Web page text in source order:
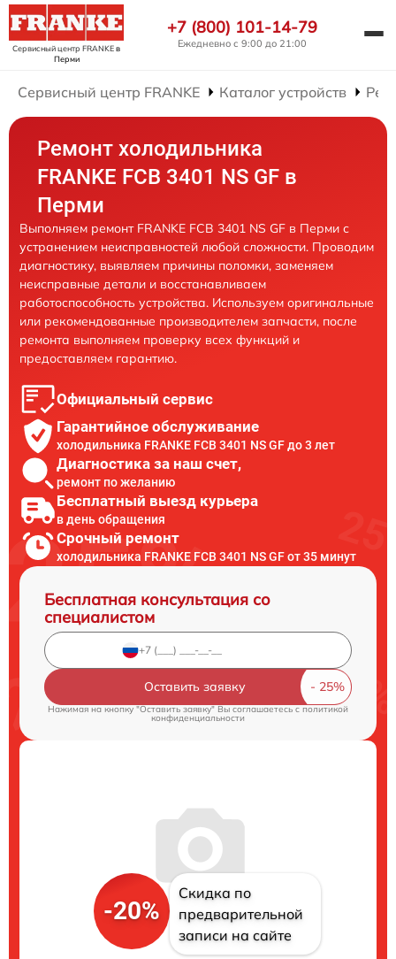
Сервисный центр FRANKEв
Перми
+7 (800) 101-14-79
Ежедневно с 9:00 до 21:00
Сервисный центр FRANKE Каталог устройств
Ремонт холодильника
FRANKE FCB 3401 NS GF в
Перми
Выполняем ремонт FRANKE FCB 3401 NS GF в Перми с
устранением неисправностей любой сложности. Проводим
диагностику, выявляем причины поломки, заменяем
неисправные детали и восстанавливаем
работоспособность устройства. Используем оригинальные
или рекомендованные производителем запчасти, после
ремонта выполняем проверку всех функций и
предоставляем гарантию.
Официальный сервис
Гарантийное обслуживание
холодильника FRANKE FCB 3401 NS GF до 3 лет
Диагностика за наш счет,
ремонт по желанию
Бесплатный выезд курьера
в день обращения
Срочный ремонт
холодильника FRANKE FCB 3401 NS GF от 35 минут
Бесплатная консультация со
специалистом
Оставить заявку
Нажимая на кнопку "Оставить заявку" Вы соглашаетесь cполитикой
конфиденциальности
-20%
Скидка по
предварительной
записи на сайте